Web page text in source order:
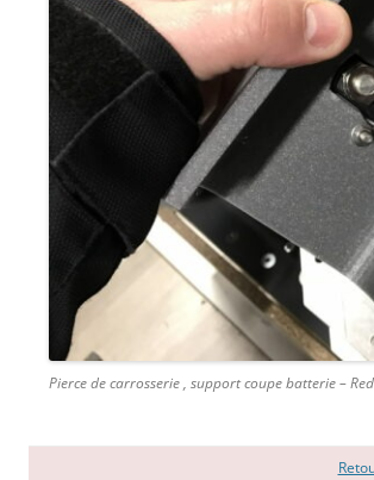
Pierce de carrosserie , support coupe batterie –